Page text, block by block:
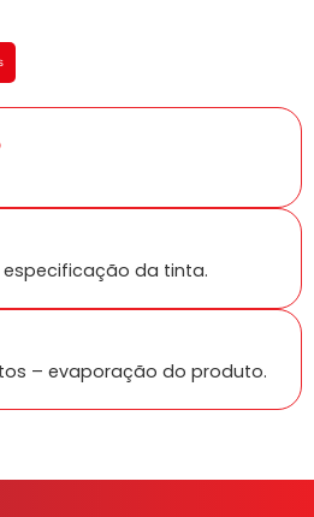
da tinta.
– evaporação do produto.